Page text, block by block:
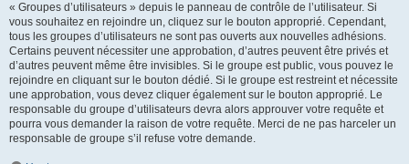
« Groupes d’utilisateurs » depuis le panneau de contrôle de l’utilisateur. Si
vous souhaitez en rejoindre un, cliquez sur le bouton approprié. Cependant,
tous les groupes d’utilisateurs ne sont pas ouverts aux nouvelles adhésions.
Certains peuvent nécessiter une approbation, d’autres peuvent être privés et
d’autres peuvent même être invisibles. Si le groupe est public, vous pouvez le
rejoindre en cliquant sur le bouton dédié. Si le groupe est restreint et nécessite
une approbation, vous devez cliquer également sur le bouton approprié. Le
responsable du groupe d’utilisateurs devra alors approuver votre requête et
pourra vous demander la raison de votre requête. Merci de ne pas harceler un
responsable de groupe s’il refuse votre demande.